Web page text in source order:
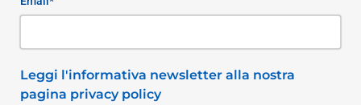
Leggi l'informativa newsletter alla nostra
pagina privacy policy